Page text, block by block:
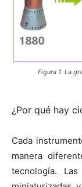
Figura 1. La
¿Por qué hay
Cada
manera
tecnología.